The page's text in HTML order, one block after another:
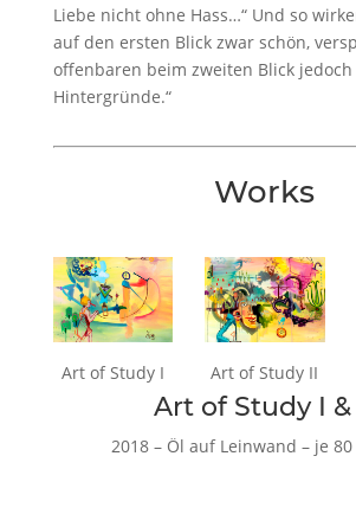
Liebe nicht ohne Hass…“ Und so
auf den ersten Blick zwar schön,
offenbaren beim zweiten Blick
Hintergründe.“
Works
Art of Study I Art of Study II
Art of Study I &
2018 – Öl auf Leinwand – je 80